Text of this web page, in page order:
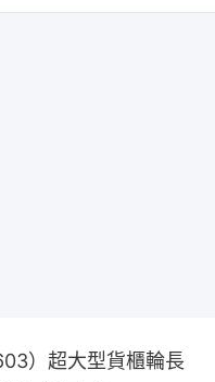
）超大型貨櫃輪長